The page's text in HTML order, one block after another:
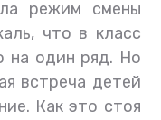
режим смены
что в класс
на один ряд. Но
встреча детей
Как это стоя